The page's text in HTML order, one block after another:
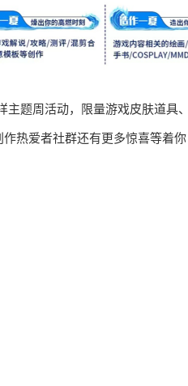
主题周活动，限量游戏皮肤道具
热爱者社群还有更多惊喜等着